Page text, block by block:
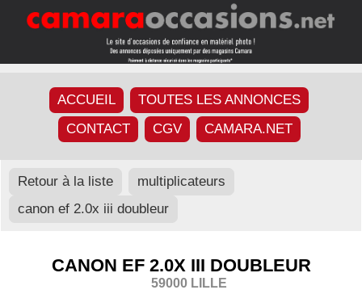
ACCUEIL
TOUTES LES ANNONCES
CONTACT
CGV CAMARA.NET
Retour à la liste
multiplicateurs
canon ef 2.0x iii doubleur
CANON EF 2.0X III DOUBLEUR
59000 LILLE